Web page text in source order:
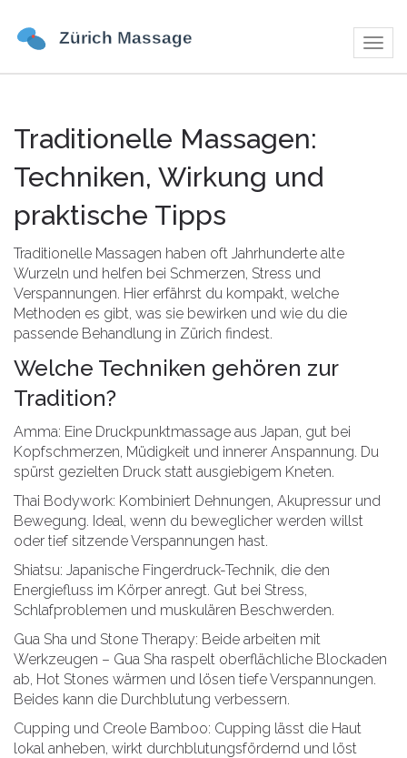
Traditionelle Massagen:
Techniken, Wirkung und
praktische Tipps
Traditionelle Massagen haben oft Jahrhunderte alte
Wurzeln und helfen bei Schmerzen, Stress und
Verspannungen. Hier erfährst du kompakt, welche
Methoden es gibt, was sie bewirken und wie du die
passende Behandlung in Zürich findest.
Welche Techniken gehören zur
Tradition?
Amma: Eine Druckpunktmassage aus Japan, gut bei
Kopfschmerzen, Müdigkeit und innerer Anspannung. Du
spürst gezielten Druck statt ausgiebigem Kneten.
Thai Bodywork: Kombiniert Dehnungen, Akupressur und
Bewegung. Ideal, wenn du beweglicher werden willst
oder tief sitzende Verspannungen hast.
Shiatsu: Japanische Fingerdruck-Technik, die den
Energiefluss im Körper anregt. Gut bei Stress,
Schlafproblemen und muskulären Beschwerden.
Gua Sha und Stone Therapy: Beide arbeiten mit
Werkzeugen – Gua Sha raspelt oberflächliche Blockaden
ab, Hot Stones wärmen und lösen tiefe Verspannungen.
Beides kann die Durchblutung verbessern.
Cupping und Creole Bamboo: Cupping lässt die Haut
lokal anheben, wirkt durchblutungsfördernd und löst